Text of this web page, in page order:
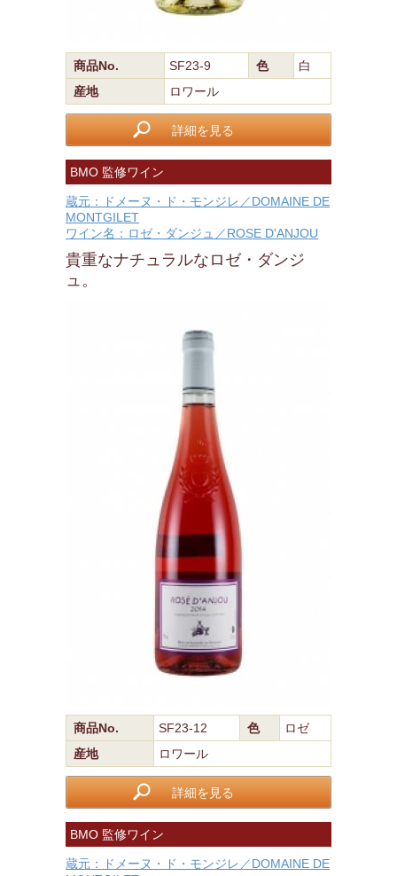
商品No. SF23-9 色
白
産地
ロワール
詳細を見る
BMO 監修ワイン
蔵元：ドメーヌ・ド・モンジレ／DOMAINE DE
MONTGILET
ワイン名：ロゼ・ダンジュ／ROSE D'ANJOU
貴重なナチュラルなロゼ・ダンジ
ュ。
商品No. SF23-12 色
ロゼ
産地
ロワール
詳細を見る
BMO 監修ワイン
蔵元：ドメーヌ・ド・モンジレ／DOMAINE DE